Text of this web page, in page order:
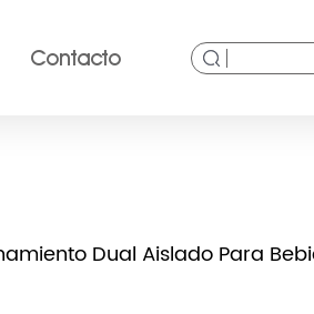
Contacto
Dual Aislado Para